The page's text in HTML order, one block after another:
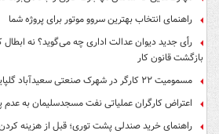
راهنمای انتخاب بهترین سروو موتور برای پروژه شما
رأی جدید دیوان عدالت اداری چه می‌گوید؟ نه ابطال
بازگشت قانون کار
مسمومیت ۲۲ کارگر در شهرک صنعتی سعیدآباد گلپایگان بر اثر نشت گاز کلر
اعتراض کارگران عملیاتی نفت مسجدسلیمان به
راهنمای خرید صندلی پشت توری؛ قبل از هزینه کردن